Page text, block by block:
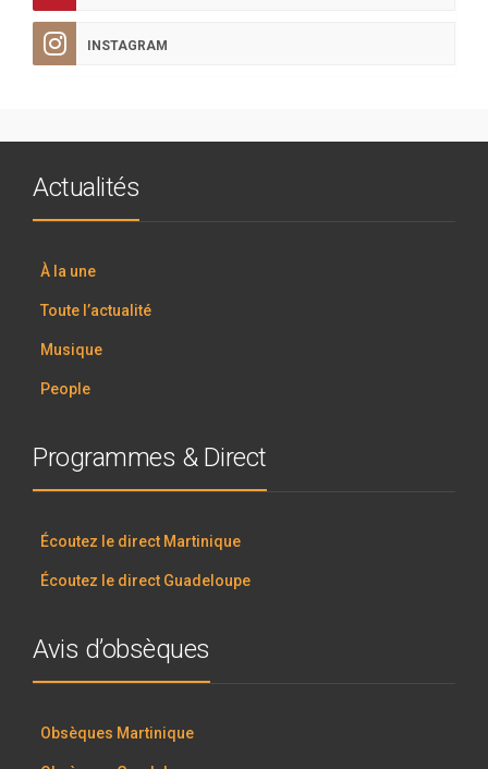
INSTAGRAM
Actualités
À la une
Toute l’actualité
Musique
People
Programmes & Direct
Écoutez le direct Martinique
Écoutez le direct Guadeloupe
Avis d’obsèques
Obsèques Martinique